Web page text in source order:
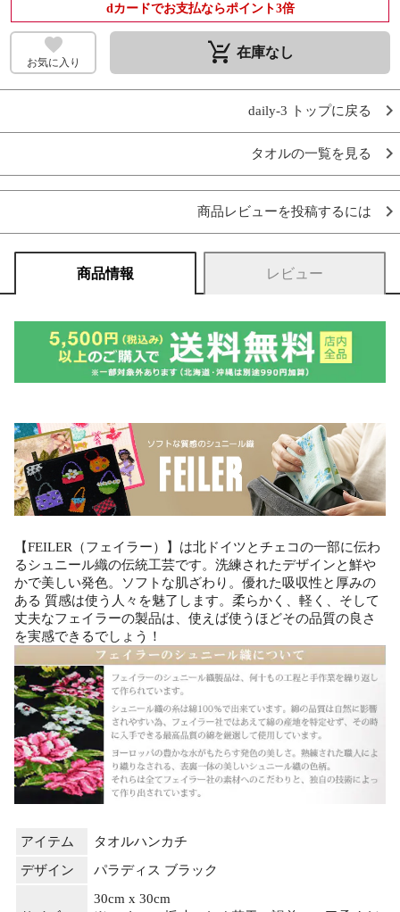
dカードでお支払ならポイント3倍
お気に入り remove_shopping_cart 在庫なし
daily-3 トップに戻る
タオルの一覧を見る
商品レビューを投稿するには
商品情報 レビュー
【FEILER（フェイラー）】は北ドイツとチェコの一部に伝わ
るシュニール織の伝統工芸です。洗練されたデザインと鮮や
かで美しい発色。ソフトな肌ざわり。優れた吸収性と厚みの
ある 質感は使う人々を魅了します。柔らかく、軽く、そして
丈夫なフェイラーの製品は、使えば使うほどその品質の良さ
を実感できるでしょう！
アイテム
タオルハンカチ
デザイン
パラディス ブラック
30cm x 30cm